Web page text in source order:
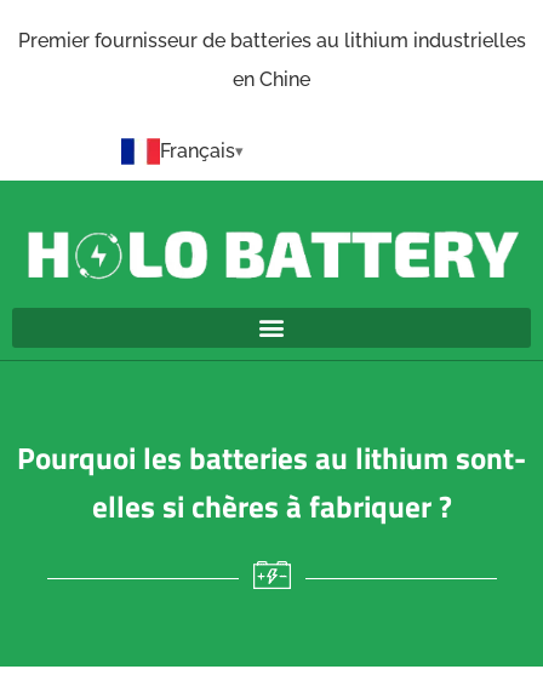
Premier fournisseur de batteries au lithium industrielles
en Chine
Français
Pourquoi les batteries au lithium sont-
elles si chères à fabriquer ?